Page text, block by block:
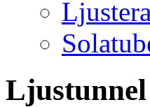
Ljustunnel